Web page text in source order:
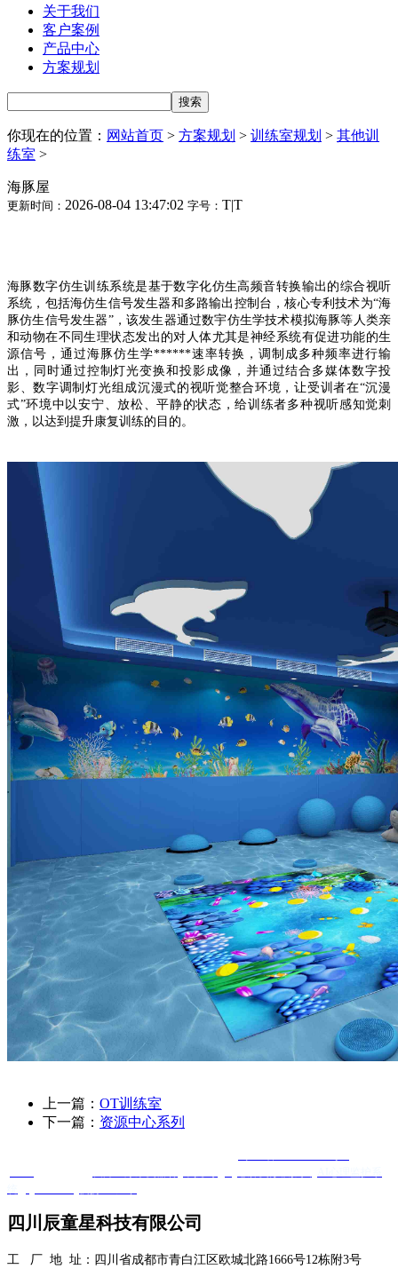
关于我们
客户案例
产品中心
方案规划
你现在的位置： 网站首页 > 方案规划 > 训练室规划 > 其他训
练室 >
海豚屋
更新时间： 2026-08-04 13:47:02 字号： T|T
海豚数字仿生训练系统是基于数字化仿生高频音转换输出的综合视听
系统，包括海仿生信号发生器和多路输出控制台，核心专利技术为“海
豚仿生信号发生器”，该发生器通过数宇仿生学技术模拟海豚等人类亲
和动物在不同生理状态发出的对人体尤其是神经系统有促进功能的生
源信号，通过海豚仿生学******速率转换，调制成多种频率进行输
出，同时通过控制灯光变换和投影成像，并通过结合多媒体数字投
影、数字调制灯光组成沉漫式的视听觉整合环境，让受训者在“沉漫
式”环境中以安宁、放松、平静的状态，给训练者多种视听感知觉刺
激，以达到提升康复训练的目的。
上一篇： OT训练室
下一篇： 资源中心系列
四川辰童星科技有限公司
工 厂 地 址：四川省成都市青白江区欧城北路1666号12栋附3号